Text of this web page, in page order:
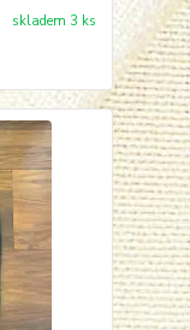
skladem 3 ks